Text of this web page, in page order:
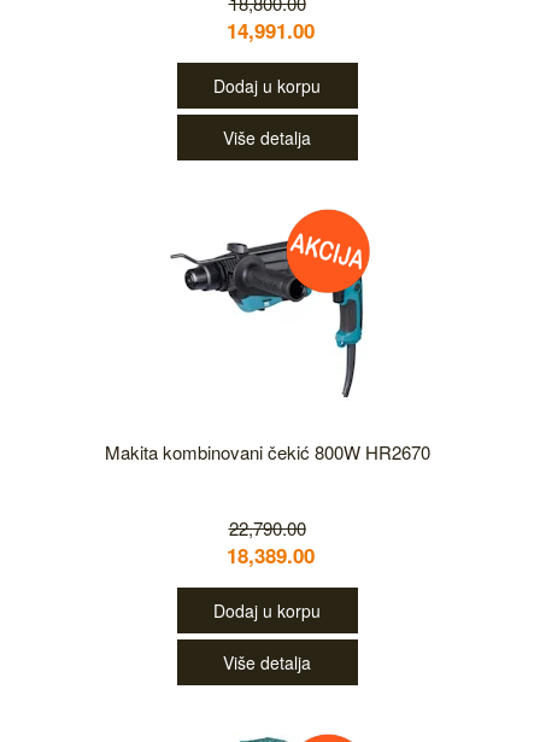
14,991.00
Dodaj u korpu
Više detalja
Makita kombinovani čekić 800W HR2670
22,790.00
18,389.00
Dodaj u korpu
Više detalja